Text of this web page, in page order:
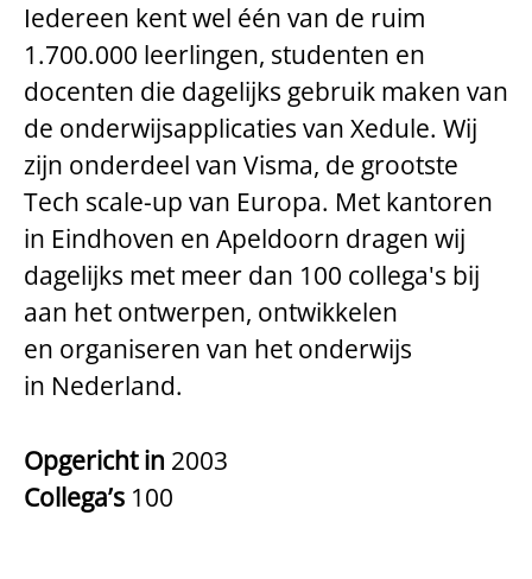
Iedereen kent wel één van de ruim
1.700.000 leerlingen, studenten en
docenten die dagelijks gebruik maken van
de onderwijsapplicaties van Xedule. Wij
zijn onderdeel van Visma, de grootste
Tech scale-up van Europa. Met kantoren
in Eindhoven en Apeldoorn dragen wij
dagelijks met meer dan 100 collega's bij
aan het ontwerpen, ontwikkelen
en organiseren van het onderwijs
in Nederland.
Opgericht in 2003
Collega’s 100